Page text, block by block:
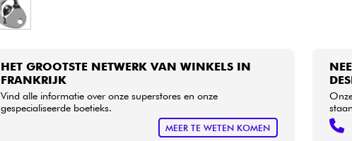
HET GROOTSTE NETWERK VAN WINKELS IN
FRANKRIJK
Vind alle informatie over onze superstores en onze
gespecialiseerde boetieks.
MEER TE WETEN KOMEN